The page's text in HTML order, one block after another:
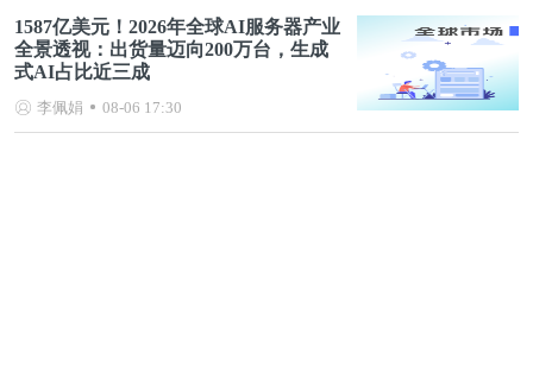
1587亿美元！2026年全球AI服务器产业
全景透视：出货量迈向200万台，生成
式AI占比近三成
李佩娟 08-06 17:30